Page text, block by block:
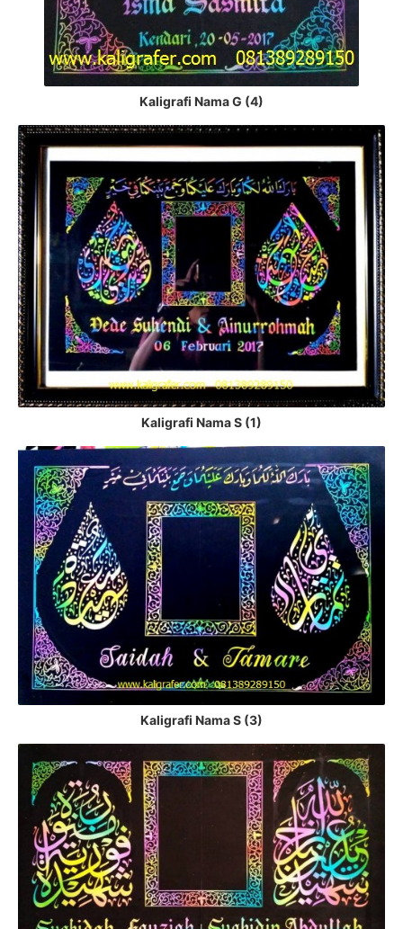
Kaligrafi Nama G (4)
Kaligrafi Nama S (1)
Kaligrafi Nama S (3)